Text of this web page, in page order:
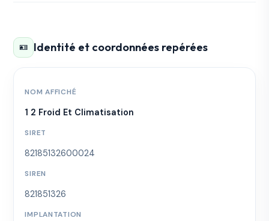
🪪 Identité et coordonnées repérées
NOM AFFICHÉ
1 2 Froid Et Climatisation
SIRET
82185132600024
SIREN
821851326
IMPLANTATION